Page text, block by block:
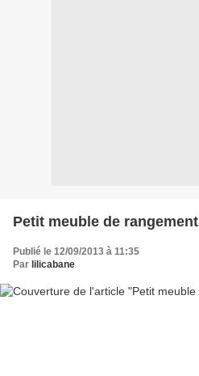
Petit meuble de rangement
Publié le 12/09/2013 à 11:35
Par lilicabane